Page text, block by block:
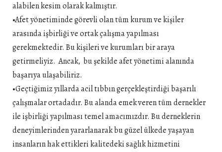
alabilen kesim olarak kalmıştır.
•Afet yönetiminde görevli olan tüm kurum ve kişiler
arasında işbirliği ve ortak çalışma yapılması
gerekmektedir. Bu kişileri ve kurumları bir araya
getirmeliyiz. Ancak, bu şekilde afet yönetimi alanında
başarıya ulaşabiliriz.
•Geçtiğimiz yıllarda acil tıbbın gerçekleştirdiği başarılı
çalışmalar ortadadır. Bu alanda emek veren tüm dernekler
ile işbirliği yapılması temel amacımızdır. Bu derneklerin
deneyimlerinden yararlanarak bu güzel ülkede yaşayan
insanların hak ettikleri kalitedeki sağlık hizmetini